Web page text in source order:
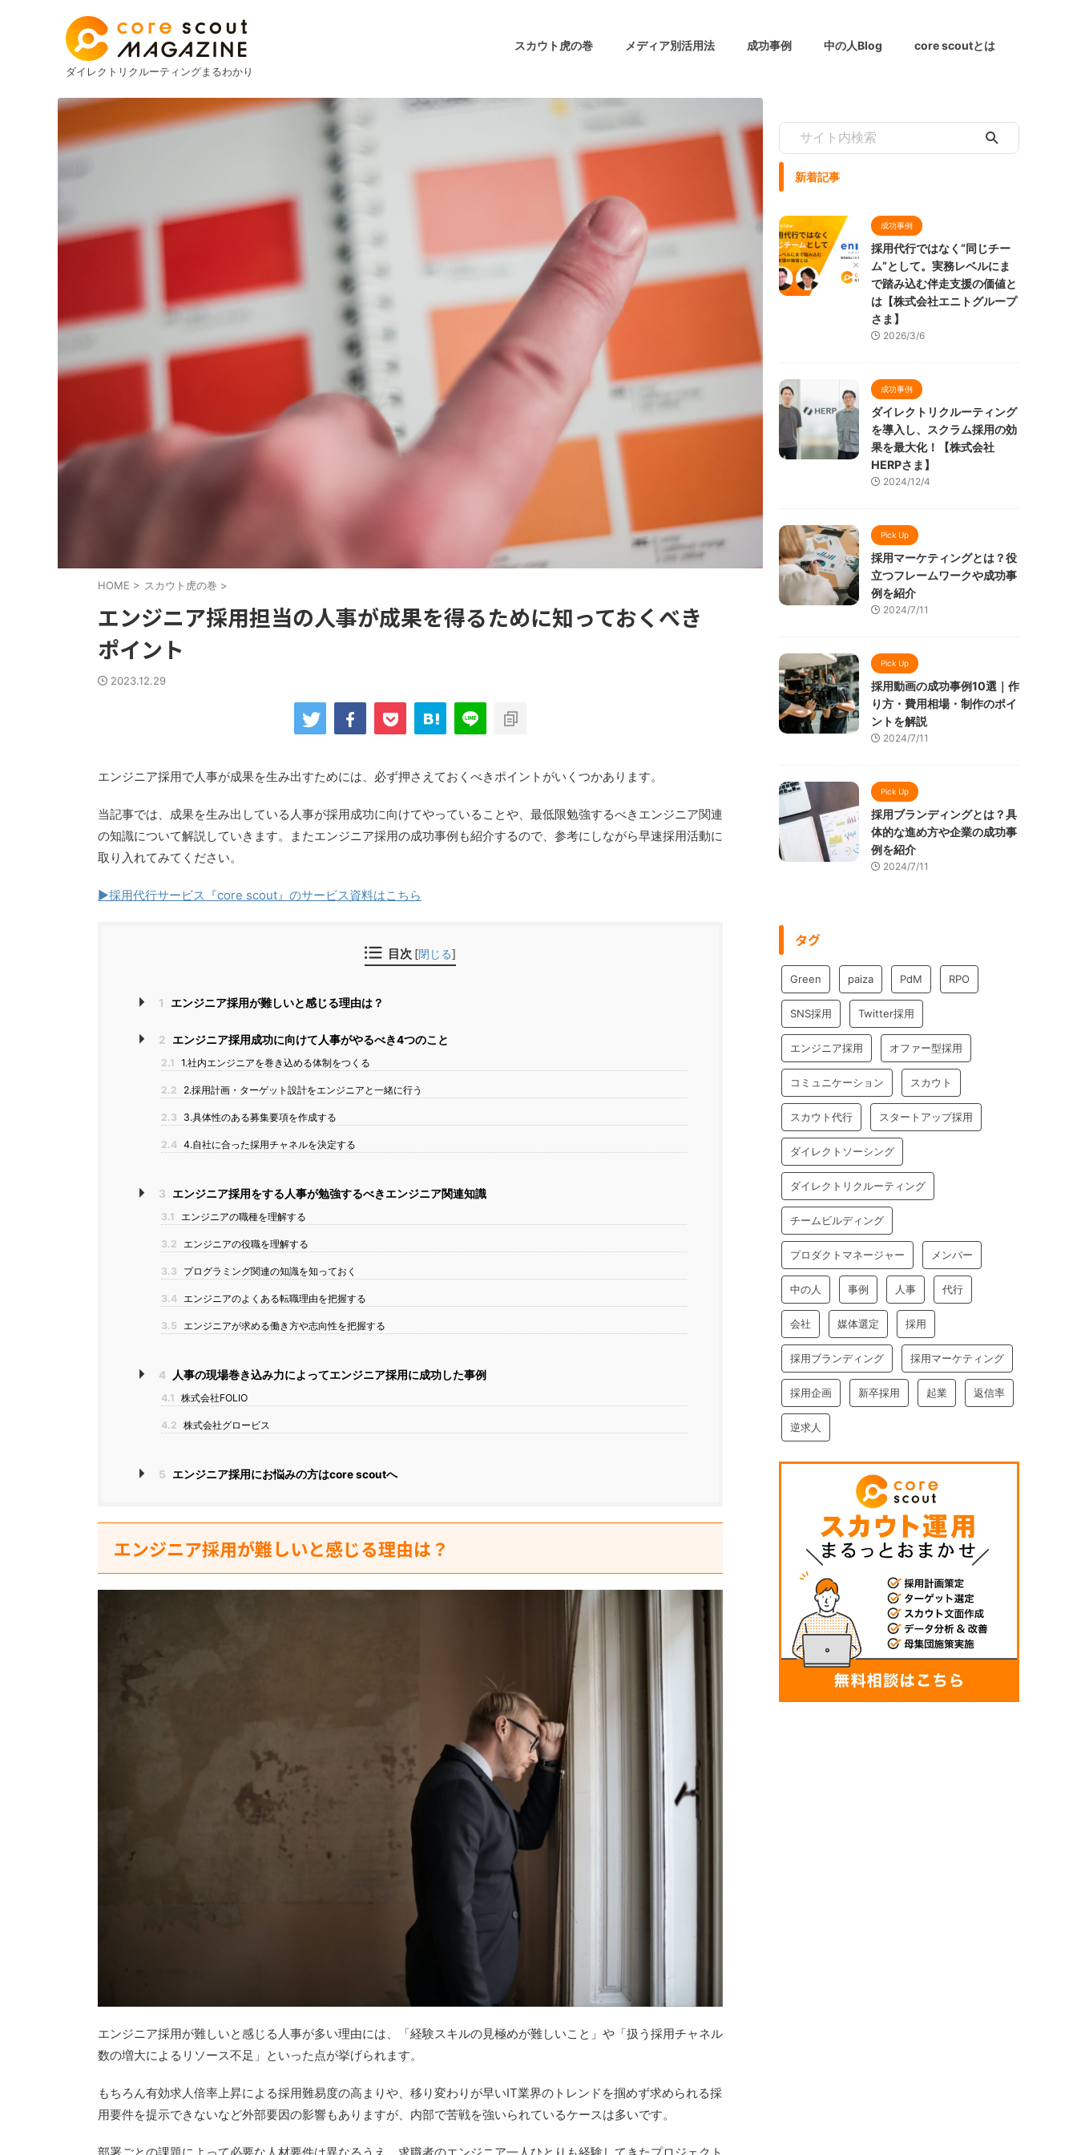
ダイレクトリクルーティングまるわかり
スカウト虎の巻 メディア別活用法 成功事例 中の人Blog core scoutとは
HOME > スカウト虎の巻 >
エンジニア採用担当の人事が成果を得るために知っておくべき
ポイント
2023.12.29
エンジニア採用で人事が成果を生み出すためには、必ず押さえておくべきポイントがいくつかあります。
当記事では、成果を生み出している人事が採用成功に向けてやっていることや、最低限勉強するべきエンジニア関連
の知識について解説していきます。またエンジニア採用の成功事例も紹介するので、参考にしながら早速採用活動に
取り入れてみてください。
▶︎採用代行サービス『core scout』のサービス資料はこちら
目次 [閉じる]
1 エンジニア採用が難しいと感じる理由は？
2 エンジニア採用成功に向けて人事がやるべき4つのこと
2.1 1.社内エンジニアを巻き込める体制をつくる
2.2 2.採用計画・ターゲット設計をエンジニアと一緒に行う
2.3 3.具体性のある募集要項を作成する
2.4 4.自社に合った採用チャネルを決定する
3 エンジニア採用をする人事が勉強するべきエンジニア関連知識
3.1 エンジニアの職種を理解する
3.2 エンジニアの役職を理解する
3.3 プログラミング関連の知識を知っておく
3.4 エンジニアのよくある転職理由を把握する
3.5 エンジニアが求める働き方や志向性を把握する
4 人事の現場巻き込み力によってエンジニア採用に成功した事例
4.1 株式会社FOLIO
4.2 株式会社グロービス
5 エンジニア採用にお悩みの方はcore scoutへ
エンジニア採用が難しいと感じる理由は？
エンジニア採用が難しいと感じる人事が多い理由には、「経験スキルの見極めが難しいこと」や「扱う採用チャネル
数の増大によるリソース不足」といった点が挙げられます。
もちろん有効求人倍率上昇による採用難易度の高まりや、移り変わりが早いIT業界のトレンドを掴めず求められる採
用要件を提示できないなど外部要因の影響もありますが、内部で苦戦を強いられているケースは多いです。
新着記事
成功事例
採用代行ではなく“同じチー
ム”として。実務レベルにま
で踏み込む伴走支援の価値と
は【株式会社エニトグループ
さま】
2026/3/6
成功事例
ダイレクトリクルーティング
を導入し、スクラム採用の効
果を最大化！【株式会社
HERPさま】
2024/12/4
Pick Up
採用マーケティングとは？役
立つフレームワークや成功事
例を紹介
2024/7/11
Pick Up
採用動画の成功事例10選｜作
り方・費用相場・制作のポイ
ントを解説
2024/7/11
Pick Up
採用ブランディングとは？具
体的な進め方や企業の成功事
例を紹介
2024/7/11
タグ
Green paiza PdM RPO
SNS採用 Twitter採用
エンジニア採用 オファー型採用
コミュニケーション スカウト
スカウト代行 スタートアップ採用
ダイレクトソーシング
ダイレクトリクルーティング
チームビルディング
プロダクトマネージャー メンバー
中の人 事例 人事 代行
会社 媒体選定 採用
採用ブランディング 採用マーケティング
採用企画 新卒採用 起業 返信率
逆求人